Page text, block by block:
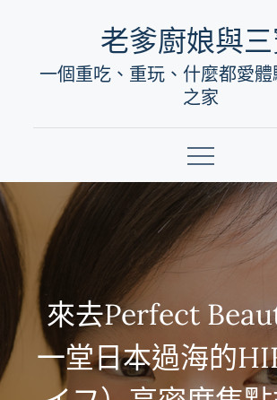
content
老爹廚娘與
一個重吃、重玩、什麼都愛
之家
來去Perfect
一堂日本過海的